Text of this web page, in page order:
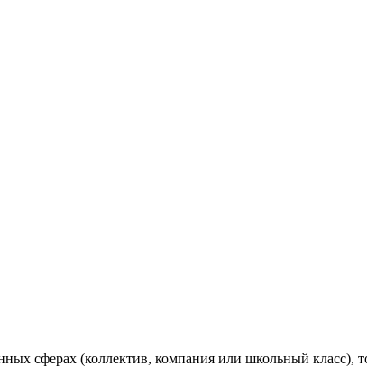
сферах (коллектив, компания или школьный